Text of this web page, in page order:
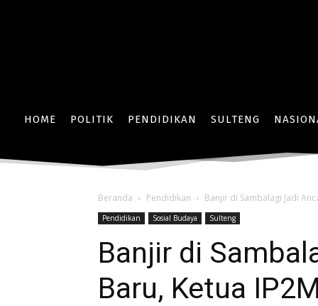
HOME POLITIK PENDIDIKAN SULTENG
Beranda Pendidikan Banjir di Sambalagi Jadi
Pendidikan Sosial Budaya Sulteng
Banjir di
Baru, Ketua